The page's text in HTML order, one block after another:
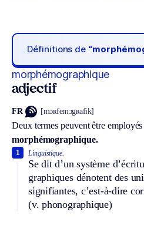
Définitions de
morphémographique
adjectif
FR [mɔʀfemɔgʀafik]
Deux termes peuvent être
morphémographique.
Linguistique.
Se dit d’un système
graphiques dénotent des
signifiantes, c’est-à-dire
(v. phonographique)
1